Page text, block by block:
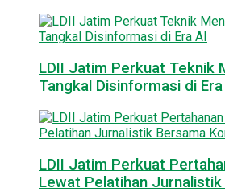
LDII Jatim Perkuat Teknik
Tangkal Disinformasi di Era
LDII Jatim Perkuat
Lewat Pelatihan